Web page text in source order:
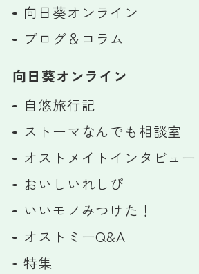
向日葵オンライン
ブログ＆コラム
向日葵オンライン
自悠旅行記
ストーマなんでも相談室
オストメイトインタビュー
おいしいれしぴ
いいモノみつけた！
オストミーQ&A
特集